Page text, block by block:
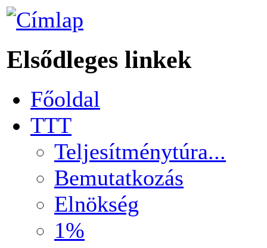
Elsődleges linkek
Főoldal
TTT
Teljesítménytúra...
Bemutatkozás
Elnökség
1%